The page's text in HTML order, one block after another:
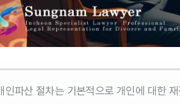
인파산 절차는 기본적으로 개인에 대한